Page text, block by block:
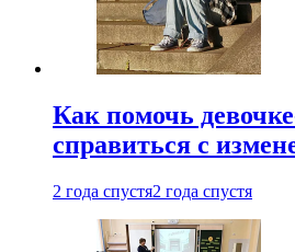
Как помочь
справиться с
2 года спустя2 года спустя